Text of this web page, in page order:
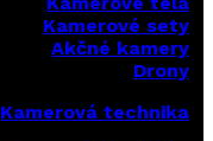
Kamerové sety
Akčné kamery
Drony
Kamerová technika